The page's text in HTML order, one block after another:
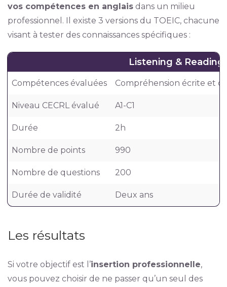
vos compétences en anglaisdans un milieu
professionnel. Il existe 3 versions du TOEIC, chacune
visant à tester des connaissances spécifiques :
Listening & Reading
Compétences évaluées Compréhension écrite et
Niveau CECRL évalué A1-C1
Durée 2h
Nombre de points 990
Nombre de questions 200
Durée de validité Deux ans
Les résultats
Si votre objectif est l’insertion professionnelle,
vous pouvez choisir de ne passer qu’un seul des